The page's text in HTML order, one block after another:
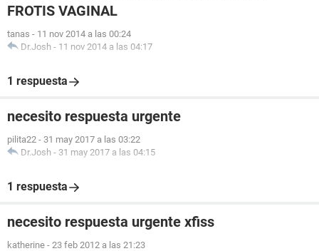
FROTIS VAGINAL
tanas - 11 nov 2014 a las 00:24
Dr.Josh - 11 nov 2014 a las 04:17
1 respuesta
necesito respuesta urgente
pilita22 - 31 may 2017 a las 03:22
Dr.Josh - 31 may 2017 a las 04:15
1 respuesta
necesito respuesta urgente xfiss
katherine - 23 feb 2012 a las 21:23